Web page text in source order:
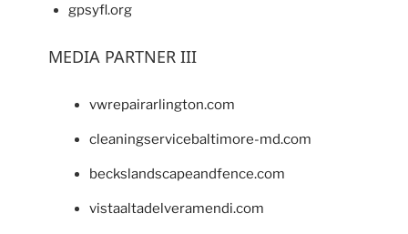
gpsyfl.org
MEDIA PARTNER III
vwrepairarlington.com
cleaningservicebaltimore-md.com
beckslandscapeandfence.com
vistaaltadelveramendi.com